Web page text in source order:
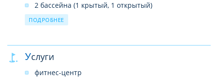
2 бассейна (1 крытый, 1 открытый)
услуги врача
почтовые услуги
интернет-кафе (платно)
беспроводной интернет в лобби (платно)
ПОДРОБНЕЕ
Услуги
фитнес-центр